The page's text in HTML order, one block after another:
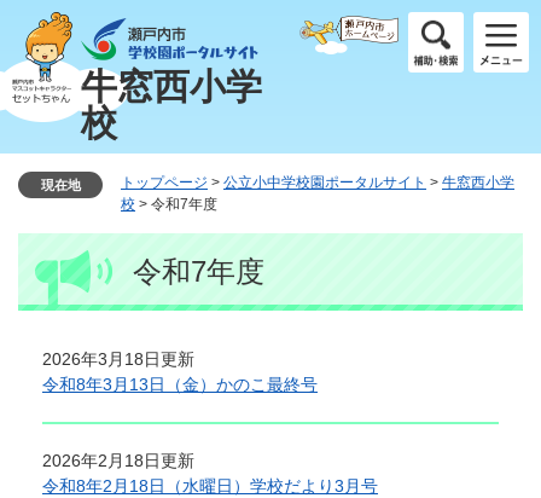
ジ
の
先
ュ
ー
を
牛窓西小学
校
現在地 トップページ > 公立小中学校園ポータルサイト > 牛窓西小学
校 > 令和7年度
令和7年度
2026年3月18日更新
令和8年3月13日（金）かのこ最終号
2026年2月18日更新
令和8年2月18日（水曜日）学校だより3月号